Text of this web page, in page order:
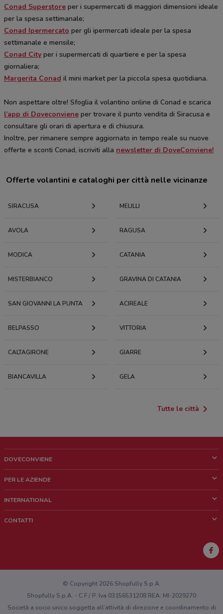
Conad Superstore per i supermercati di maggiori dimensioni ideale
per la spesa settimanale;
Conad Ipermercato per gli ipermercati ideale per la spesa
settimanale e mensile;
Conad City per i supermercati di quartiere e per la spesa
giornaliera;
Margerita Conad il mini market per la piccola spesa quotidiana.
Non aspettare oltre! Sfoglia il volantino online di Conad e scarica
l’app di Doveconviene per trovare il punto vendita di Siracusa e
consultare gli orari di apertura e di chiusura.
Inoltre, per rimanere sempre aggiornato in tempo reale su nuove
offerte e sconti Conad, iscriviti alla newsletter di DoveConviene!
Offerte volantini e cataloghi per città nelle vicinanze
SIRACUSA MELILLI
AVOLA RAGUSA
MODICA CATANIA
MISTERBIANCO GRAVINA DI CATANIA
SAN GIOVANNI LA PUNTA ACIREALE
BELPASSO VITTORIA
CALTAGIRONE GIARRE
BIANCAVILLA GELA
Tutte le città
DOVECONVIENE
Chi siamo
Lavora con noi
PER LE AZIENDE
Richieste commerciali e marketing
INTERNATIONAL
CONTATTI
Hai un malfunzionamento sul web o sull'app?
© Copyright 2026 Shopfully S.p.A.
Shopfully S.p.A. - C.F / P. Iva 03156531208 REA: MI-2029270
Società a socio unico soggetta all’attività di direzione e coordinamento di